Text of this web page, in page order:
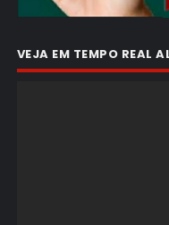
VEJA EM TEMPO REAL